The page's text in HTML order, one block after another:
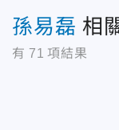
孫易磊 相
有 71 項結果